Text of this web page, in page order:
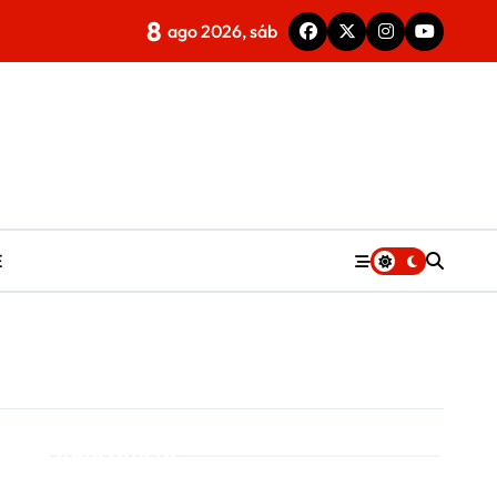
8 ago 2026, sáb